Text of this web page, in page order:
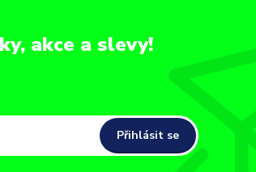
akce a slevy!
Přihlásit se